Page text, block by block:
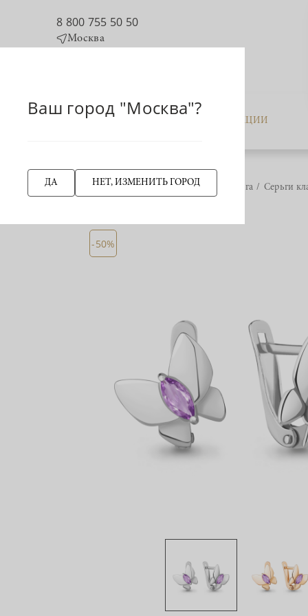
8 800 755 50 50
Москва
КАТАЛОГ АКЦИИ
НАЗАД Главная страница Серьга Серьги
-50%
Ваш город "Москва"?
ДА НЕТ, ИЗМЕНИТЬ ГОРОД